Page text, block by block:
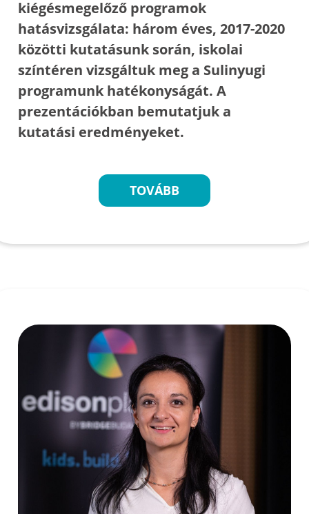
kiégésmegelőző programok
hatásvizsgálata: három éves, 2017-2020
közötti kutatásunk során, iskolai
színtéren vizsgáltuk meg a Sulinyugi
programunk hatékonyságát. A
prezentációkban bemutatjuk a
kutatási eredményeket.
TOVÁBB